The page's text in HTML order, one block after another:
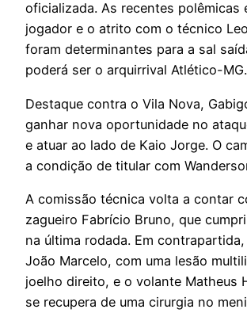
oficializada. As recentes polêmicas
jogador e o atrito com o técnico
foram determinantes para a sal
poderá ser o arquirrival Atlético-MG.
Destaque contra o Vila Nova,
ganhar nova oportunidade no
e atuar ao lado de Kaio Jorge. O
a condição de titular com
A comissão técnica volta a contar
zagueiro Fabrício Bruno, que
na última rodada. Em
João Marcelo, com uma lesão
joelho direito, e o volante Matheus
se recupera de uma cirurgia no